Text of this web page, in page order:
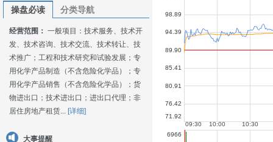
操盘必读 分类导航
经营范围： 一般项目：技术服务、技术开
发、技术咨询、技术交流、技术转让、技
术推广；工程和技术研究和试验发展；专
用化学产品制造（不含危险化学品）；专
用化学产品销售（不含危险化学品）；货
物进出口；技术进出口；进出口代理；非
居住房地产租赁... [详细]
大事提醒